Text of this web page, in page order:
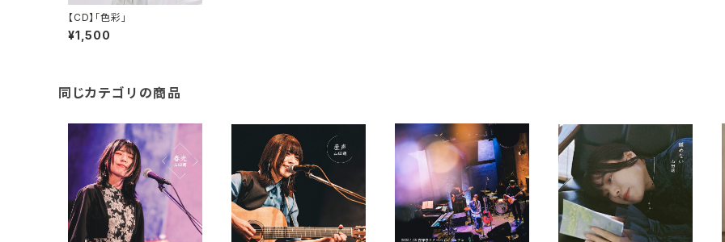
【CD】「色彩」
¥1,500
同じカテゴリの商品